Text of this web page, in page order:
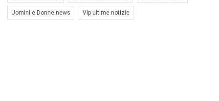
Uomini e Donne news Vip ultime notizie